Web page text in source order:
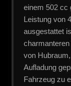
einem 502 cc
Leistung von
ausgestattet
von
Aufladung
Fahrzeug zu